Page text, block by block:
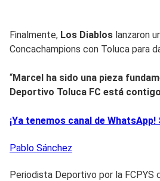
Finalmente, Los Diablos lanzaron
Concachampions con Toluca para
“Marcel ha sido una pieza
Deportivo Toluca FC está
¡Ya tenemos canal de
Pablo Sánchez
Periodista Deportivo por la FCPYS